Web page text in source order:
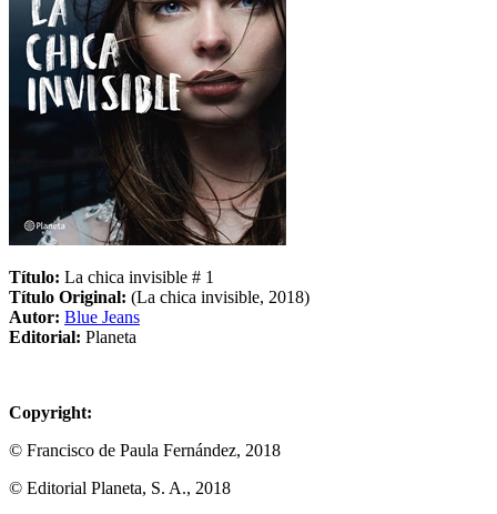
Título: La chica invisible # 1
Título Original: (La chica invisible, 2018)
Autor: Blue Jeans
Editorial: Planeta
Copyright:
© Francisco de Paula Fernández, 2018
© Editorial Planeta, S. A., 2018